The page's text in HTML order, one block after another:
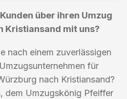
über ihren Umzug
Kristiansand mit uns?
nach einem zuverlässigen
für
nach Kristiansand?
dem Umzugskönig Pfeiffer